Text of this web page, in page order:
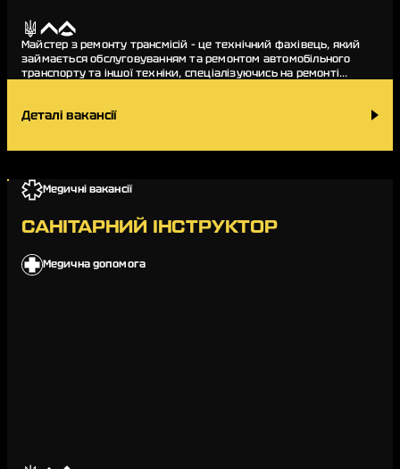
Майстер з ремонту трансмісій – це технічний фахівець, який
займається обслуговуванням та ремонтом автомобільного
транспорту та іншої техніки, спеціалізуючись на ремонті
Деталі вакансії
Медичні вакансії
САНІТАРНИЙ ІНСТРУКТОР
Медична допомога